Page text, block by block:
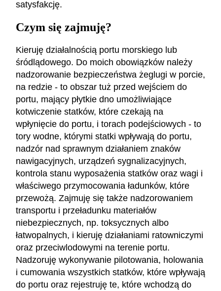
satysfakcję.
Czym się zajmuję?
Kieruję działalnością portu morskiego lub
śródlądowego. Do moich obowiązków należy
nadzorowanie bezpieczeństwa żeglugi w porcie,
na redzie - to obszar tuż przed wejściem do
portu, mający płytkie dno umożliwiające
kotwiczenie statków, które czekają na
wpłynięcie do portu, i torach podejściowych - to
tory wodne, którymi statki wpływają do portu,
nadzór nad sprawnym działaniem znaków
nawigacyjnych, urządzeń sygnalizacyjnych,
kontrola stanu wyposażenia statków oraz wagi i
właściwego przymocowania ładunków, które
przewożą. Zajmuję się także nadzorowaniem
transportu i przeładunku materiałów
niebezpiecznych, np. toksycznych albo
łatwopalnych, i kieruję działaniami ratowniczymi
oraz przeciwlodowymi na terenie portu.
Nadzoruję wykonywanie pilotowania, holowania
i cumowania wszystkich statków, które wpływają
do portu oraz rejestruję te, które wchodzą do